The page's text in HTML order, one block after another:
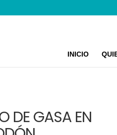
INICIO
DE GASA EN